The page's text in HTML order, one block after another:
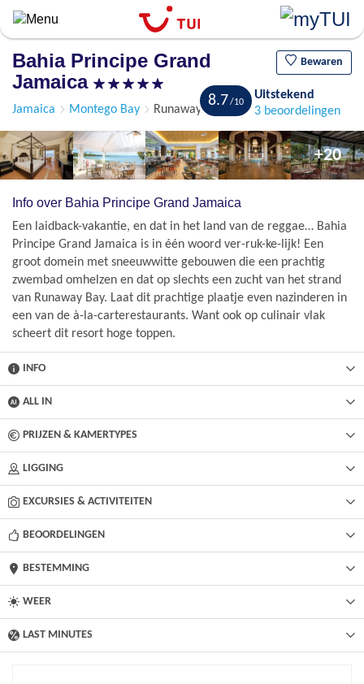
Overslaan
en
algemene
gaan
Bahia Principe Grand
Jamaica
Bewaren
Jamaica Montego Bay Runaway Bay
8.7
Uitstekend
3 beoordelingen
+20
Info over Bahia Principe Grand Jamaica
Een laidback-vakantie, en dat in het land van de reggae… Bahia
Principe Grand Jamaica is in één woord ver-ruk-ke-lijk! Een
groot domein met sneeuwwitte gebouwen die een prachtig
zwembad omhelzen en dat op slechts een zucht van het strand
van Runaway Bay. Laat dit prachtige plaatje even nazinderen in
een van de à-la-carterestaurants. Want ook op culinair vlak
scheert dit resort hoge toppen.
INFO
ALL IN
PRIJZEN & KAMERTYPES
LIGGING
EXCURSIES & ACTIVITEITEN
BEOORDELINGEN
BESTEMMING
WEER
LAST MINUTES